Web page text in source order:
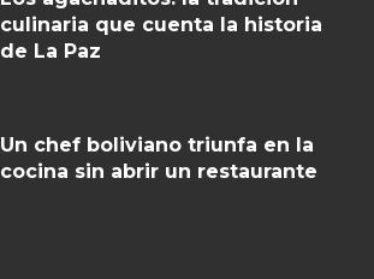
culinaria que cuenta la historia
de La Paz
Un chef boliviano triunfa en la
cocina sin abrir un restaurante